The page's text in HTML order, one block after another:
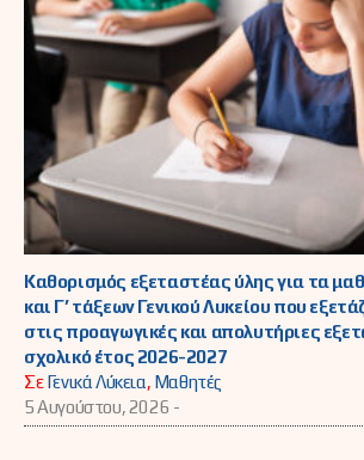
Καθορισμός εξεταστέας ύλης για τα
και Γ’ τάξεων Γενικού Λυκείου που
στις προαγωγικές και απολυτήριες
σχολικό έτος 2026-2027
ΣεΓενικά Λύκεια, Μαθητές
5 Αυγούστου, 2026 -